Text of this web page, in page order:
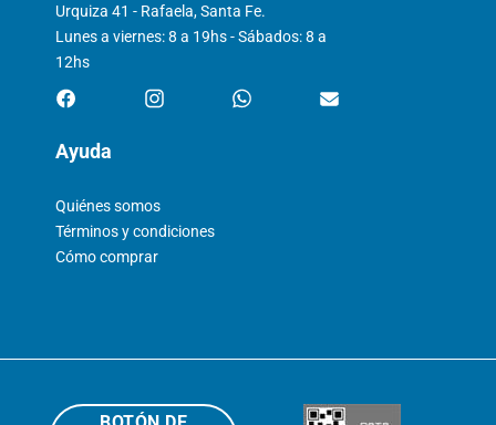
Urquiza 41 - Rafaela, Santa Fe.
Lunes a viernes: 8 a 19hs - Sábados: 8 a
12hs
Ayuda
Quiénes somos
Términos y condiciones
Cómo comprar